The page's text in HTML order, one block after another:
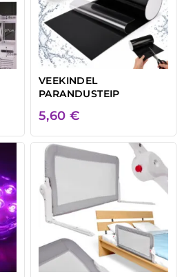
VEEKINDEL
PARANDUSTEIP
5,60 €